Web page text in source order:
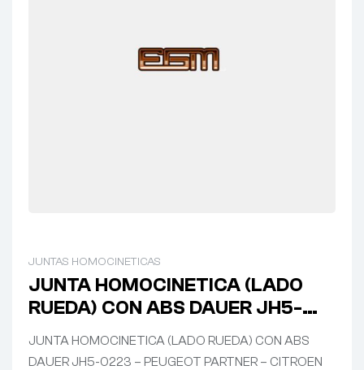
JUNTAS HOMOCINETICAS
JUNTA HOMOCINETICA (LADO
RUEDA) CON ABS DAUER JH5-
0223 – PEUGEOT PARTNER –
CITROEN BERLINGO
JUNTA HOMOCINETICA (LADO RUEDA) CON ABS
DAUER JH5-0223 – PEUGEOT PARTNER – CITROEN